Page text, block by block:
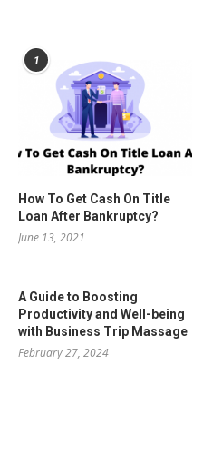
1
How To Get Cash On Title
Loan After Bankruptcy?
June 13, 2021
A Guide to Boosting
Productivity and Well-being
with Business Trip Massage
February 27, 2024